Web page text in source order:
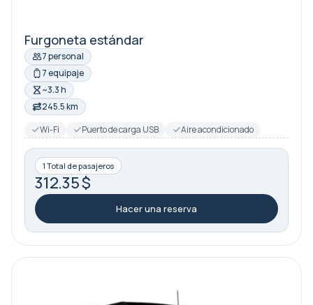
Furgoneta estándar
7 personal
7 equipaje
~3.3 h
245.5 km
Wi-Fi
Puerto de carga USB Aire acondicionado
1 Total de pasajeros
312.35 $
Hacer una reserva